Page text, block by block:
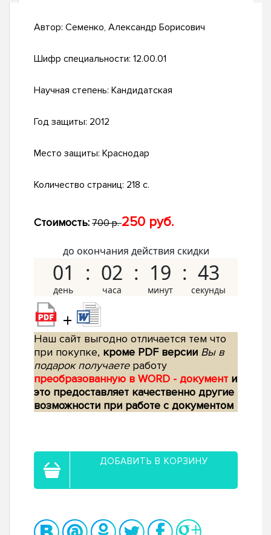
Автор: Семенко, Александр Борисович
Шифр специальности: 12.00.01
Научная степень: Кандидатская
Год защиты: 2012
Место защиты: Краснодар
Количество страниц: 218 с.
Стоимость: 700 р.250 руб.
до окончания действия скидки
01 02 19 42
+
Наш сайт выгодно отличается тем что
при покупке, кроме PDF версии Вы в
подарок получаетеработу
преобразованную в WORD - документ и
это предоставляет качественно другие
возможности при работе с документом
ДОБАВИТЬ В КОРЗИНУ